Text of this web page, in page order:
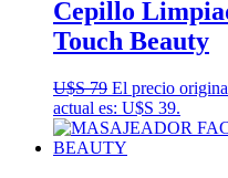
Cepillo
Touch Beauty
U$S79 El precio
actual es: U$S 39.